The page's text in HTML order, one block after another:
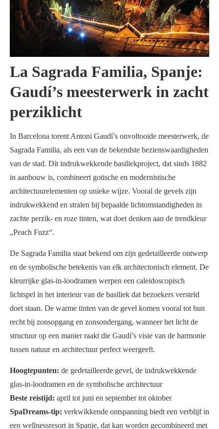
La Sagrada Familia, Spanje:
Gaudí’s meesterwerk in zacht
perziklicht
In Barcelona torent Antoni Gaudí’s onvoltooide meesterwerk, de
Sagrada Familia, als een van de bekendste bezienswaardigheden
van de stad. Dit indrukwekkende basiliekproject, dat sinds 1882
in aanbouw is, combineert gotische en modernistische
architectuurelementen op unieke wijze. Vooral de gevels zijn
indrukwekkend en stralen bij bepaalde lichtomstandigheden in
zachte perzik- en roze tinten, wat doet denken aan de trendkleur
„Peach Fuzz“.
De Sagrada Familia staat bekend om zijn gedetailleerde ontwerp
en de symbolische betekenis van elk architectonisch element. De
kleurrijke glas-in-loodramen werpen een caleidoscopisch
lichtspel in het interieur van de basiliek dat bezoekers versteld
doet staan. De warme tinten van de gevel komen vooral tot hun
recht bij zonsopgang en zonsondergang, wanneer het licht de
structuur op een manier raakt die Gaudí’s visie van de harmonie
tussen natuur en architectuur perfect weergeeft.
Hoogtepunten: de gedetailleerde gevel, de indrukwekkende
glas-in-loodramen en de symbolische architectuur
Beste reistijd: april tot juni en september tot oktober
SpaDreams-tip: verkwikkende ontspanning biedt een verblijf in
een wellnessresort in Spanje, dat kan worden gecombineerd met